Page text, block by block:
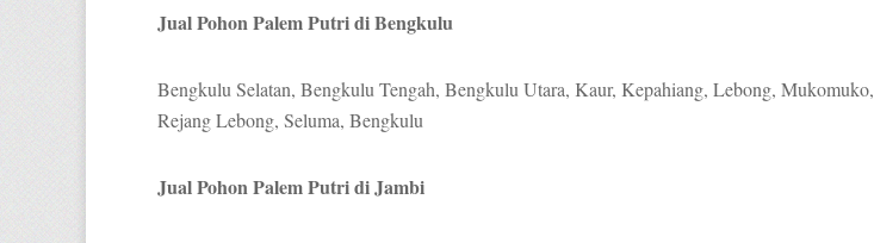
Jual Pohon Palem Putri di Bengkulu
Bengkulu Selatan, Bengkulu Tengah, Bengkulu Utara, Kaur, Kepahiang, Lebong, Mukomuko,
Rejang Lebong, Seluma, Bengkulu
Jual Pohon Palem Putri di Jambi